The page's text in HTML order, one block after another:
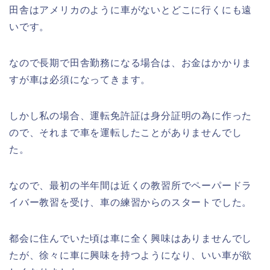
田舎はアメリカのように車がないとどこに行くにも遠
いです。
なので長期で田舎勤務になる場合は、お金はかかりま
すが車は必須になってきます。
しかし私の場合、運転免許証は身分証明の為に作った
ので、それまで車を運転したことがありませんでし
た。
なので、最初の半年間は近くの教習所でペーパードラ
イバー教習を受け、車の練習からのスタートでした。
都会に住んでいた頃は車に全く興味はありませんでし
たが、徐々に車に興味を持つようになり、いい車が欲